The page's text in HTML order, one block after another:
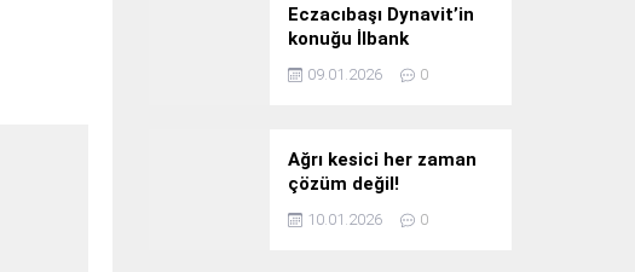
Eczacıbaşı Dynavit’in
konuğu İlbank
09.01.2026 0
Ağrı kesici her zaman
çözüm değil!
10.01.2026 0